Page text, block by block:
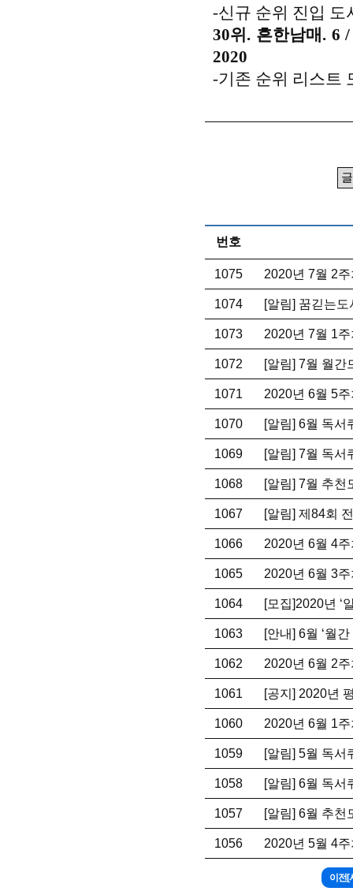
-신규 순위 진입 도
30위. 흔한남매. 6
2020
-기존 순위 리스트
번호
1075 2020년 7월 2
1074 [알림] 꿈긷는도
1073 2020년 7월 1
1072 [알림] 7월 월간
1071 2020년 6월 5
1070 [알림] 6월 독서
1069 [알림] 7월 독서
1068 [알림] 7월 추천
1067 [알림] 제84회
1066 2020년 6월 4
1065 2020년 6월 3
1064 [모집]2020년 ‘
1063 [안내] 6월 ‘월
1062 2020년 6월 2
1061 [공지] 2020년
1060 2020년 6월 1
1059 [알림] 5월 독서
1058 [알림] 6월 독서
1057 [알림] 6월 추천
1056 2020년 5월 4